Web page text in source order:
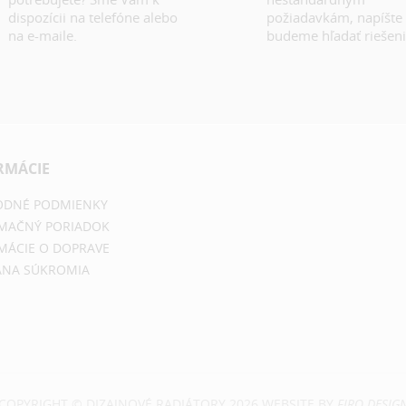
dispozícii na telefóne alebo
na e-maile.
požiadavkám,
budeme hľadať
PODMIENKY
PORIADOK
O DOPRAVE
SÚKROMIA